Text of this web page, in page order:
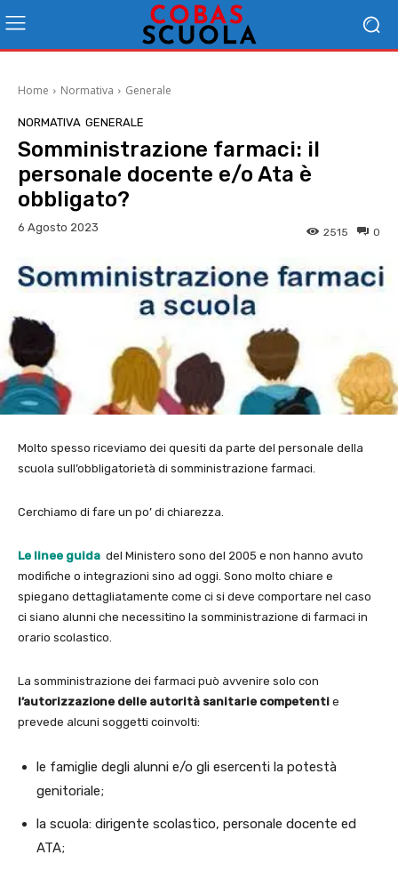
Home Normativa Generale
NORMATIVA GENERALE
Somministrazione farmaci: il
personale docente e/o Ata è
obbligato?
6 Agosto 2023 0
2515
Molto spesso riceviamo dei quesiti da parte del personale della
scuola sull’obbligatorietà di somministrazione farmaci.
Cerchiamo di fare un po’ di chiarezza.
Le linee guida del Ministero sono del 2005 e non hanno avuto
modifiche o integrazioni sino ad oggi. Sono molto chiare e
spiegano dettagliatamente come ci si deve comportare nel caso
ci siano alunni che necessitino la somministrazione di farmaci in
orario scolastico.
La somministrazione dei farmaci può avvenire solo con
l’autorizzazione delle autorità sanitarie competenti e
prevede alcuni soggetti coinvolti:
le famiglie degli alunni e/o gli esercenti la potestà
genitoriale;
la scuola: dirigente scolastico, personale docente ed
ATA;